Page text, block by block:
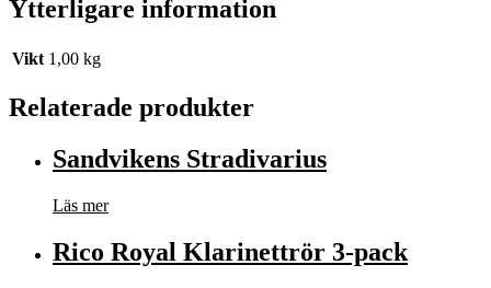
Ytterligare information
Vikt 1,00 kg
Relaterade produkter
Sandvikens Stradivarius
Läs mer
Rico Royal Klarinettrör 3-pack